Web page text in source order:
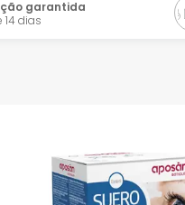
garantida
dias